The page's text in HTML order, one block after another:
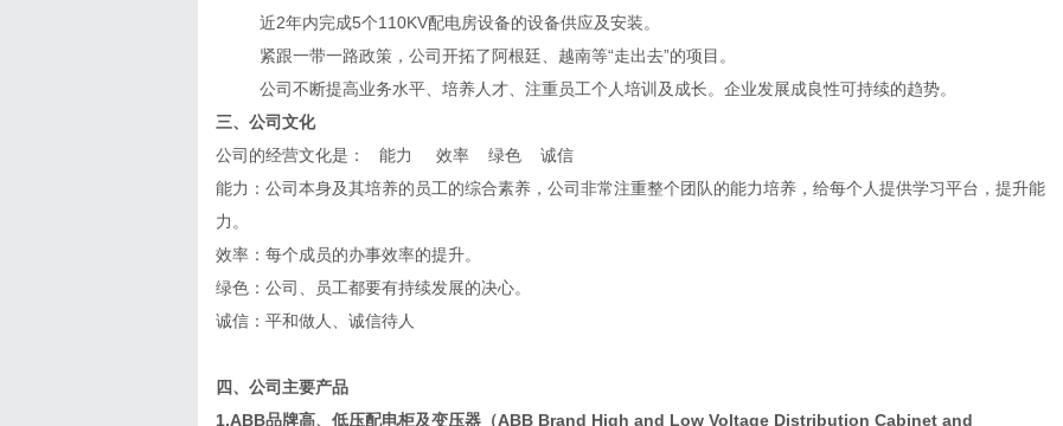
近2年内完成5个110KV配电房设备的设备供应及安装。
紧跟一带一路政策，公司开拓了阿根廷、越南等“走出去”的项目。
公司不断提高业务水平、培养人才、注重员工个人培训及成长。企业发展成良性可持续的趋势。
三、公司文化
公司的经营文化是：
能力 效率 绿色 诚信
能力：公司本身及其培养的员工的综合素养，公司非常注重整个团队的能力培养，给每个人提供学习平台，提升能
力。
效率：每个成员的办事效率的提升。
绿色：公司、员工都要有持续发展的决心。
诚信：平和做人、诚信待人
四、公司主要产品
1.ABB品牌高、低压配电柜及变压器 （ABB Brand High and Low Voltage Distribution Cabinet and